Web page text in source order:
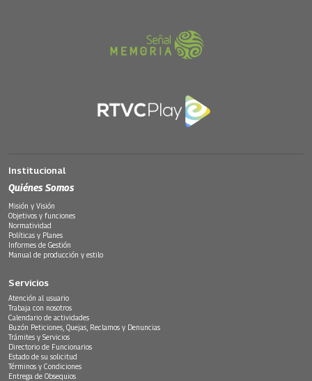
Institucional
Quiénes Somos
Misión y Visión
Objetivos y funciones
Normatividad
Políticas y Planes
Informes de Gestión
Manual de producción y estilo
Servicios
Atención al usuario
Trabaja con nosotros
Calendario de actividades
Buzón Peticiones, Quejas, Reclamos y Denuncias
Trámites y Servicios
Directorio de Funcionarios
Estado de su solicitud
Términos y Condiciones
Entrega de Obsequios